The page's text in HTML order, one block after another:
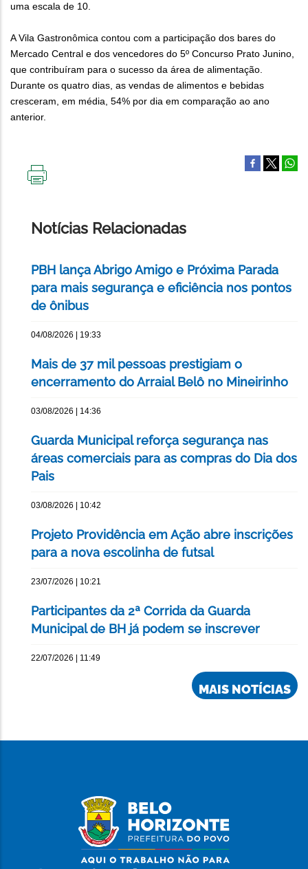
uma escala de 10.
A Vila Gastronômica contou com a participação dos bares do
Mercado Central e dos vencedores do 5º Concurso Prato Junino,
que contribuíram para o sucesso da área de alimentação.
Durante os quatro dias, as vendas de alimentos e bebidas
cresceram, em média, 54% por dia em comparação ao ano
anterior.
Notícias Relacionadas
PBH lança Abrigo Amigo e Próxima Parada
para mais segurança e eficiência nos pontos
de ônibus
04/08/2026 | 19:33
Mais de 37 mil pessoas prestigiam o
encerramento do Arraial Belô no Mineirinho
03/08/2026 | 14:36
Guarda Municipal reforça segurança nas
áreas comerciais para as compras do Dia dos
Pais
03/08/2026 | 10:42
Projeto Providência em Ação abre inscrições
para a nova escolinha de futsal
23/07/2026 | 10:21
Participantes da 2ª Corrida da Guarda
Municipal de BH já podem se inscrever
22/07/2026 | 11:49
MAIS NOTÍCIAS